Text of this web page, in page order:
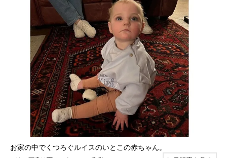
お家の中でくつろぐルイスのいとこの赤ちゃん。